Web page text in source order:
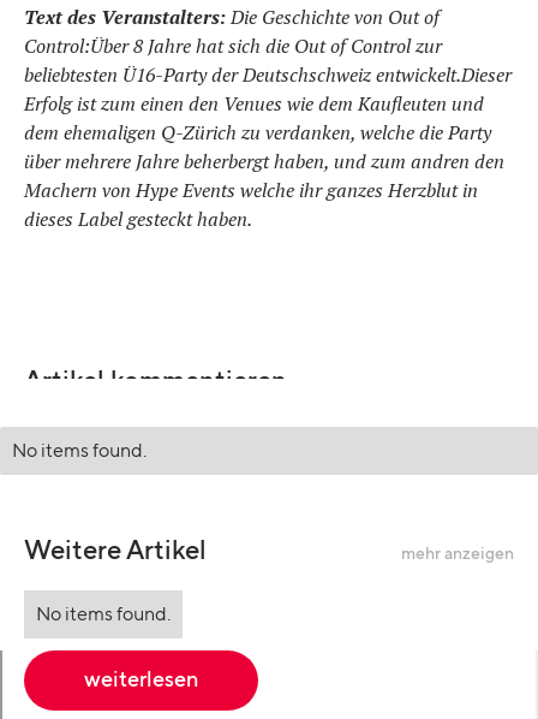
Text des Veranstalters:Die Geschichte von Out of
Control:Über 8 Jahre hat sich die Out of Control zur
beliebtesten Ü16-Party der Deutschschweiz entwickelt.Dieser
Erfolg ist zum einen den Venues wie dem Kaufleuten und
dem ehemaligen Q-Zürich zu verdanken, welche die Party
über mehrere Jahre beherbergt haben, und zum andren den
Machern von Hype Events welche ihr ganzes Herzblut in
dieses Label gesteckt haben.
Artikel kommentieren
No items found.
Weitere Artikel mehr anzeigen
No items found.
weiterlesen